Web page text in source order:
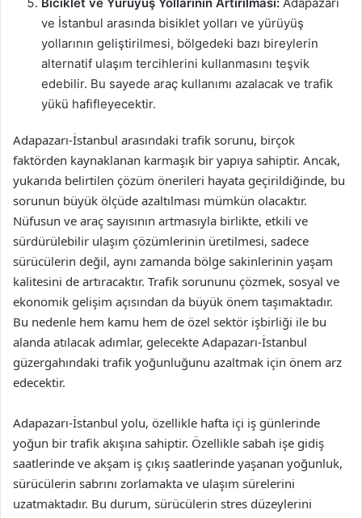
ve İstanbul arasında bisiklet yolları ve yürüyüş
yollarının geliştirilmesi, bölgedeki bazı bireylerin
alternatif ulaşım tercihlerini kullanmasını teşvik
edebilir. Bu sayede araç kullanımı azalacak ve trafik
yükü hafifleyecektir.
Adapazarı-İstanbul arasındaki trafik sorunu, birçok
faktörden kaynaklanan karmaşık bir yapıya sahiptir. Ancak,
yukarıda belirtilen çözüm önerileri hayata geçirildiğinde, bu
sorunun büyük ölçüde azaltılması mümkün olacaktır.
Nüfusun ve araç sayısının artmasıyla birlikte, etkili ve
sürdürülebilir ulaşım çözümlerinin üretilmesi, sadece
sürücülerin değil, aynı zamanda bölge sakinlerinin yaşam
kalitesini de artıracaktır. Trafik sorununu çözmek, sosyal ve
ekonomik gelişim açısından da büyük önem taşımaktadır.
Bu nedenle hem kamu hem de özel sektör işbirliği ile bu
alanda atılacak adımlar, gelecekte Adapazarı-İstanbul
güzergahındaki trafik yoğunluğunu azaltmak için önem arz
edecektir.
Adapazarı-İstanbul yolu, özellikle hafta içi iş günlerinde
yoğun bir trafik akışına sahiptir. Özellikle sabah işe gidiş
saatlerinde ve akşam iş çıkış saatlerinde yaşanan yoğunluk,
sürücülerin sabrını zorlamakta ve ulaşım sürelerini
uzatmaktadır. Bu durum, sürücülerin stres düzeylerini